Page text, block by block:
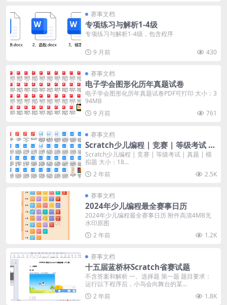
赛事文档
专项练习与解析1-4级
专项练习与解析1-4级，包含程序
9 月前 430
赛事文档
电子学会图形化历年真题试卷
电子学会图形化历年真题试卷PDF可打印 大小：3
94MB
9 月前
761
赛事文档
Scratch少儿编程 | 竞赛 | 等级考试 |
真题 | 模拟题
Scratch少儿编程 | 竞赛 | 等级考试 | 真题 | 模
拟题 大小：18...
2 年前
2.5K
赛事文档
2024年少儿编程最全赛事日历
2024年少儿编程最全赛事日历 附件高清4MB无
水印原图
2 年前
1.2K
赛事文档
十五届蓝桥杯Scratch省赛试题
不含答案和解析 一、选择题 第一题 题目要求：
运行以下程序后，小鸟会向舞台的某...
2 年前
1.8K